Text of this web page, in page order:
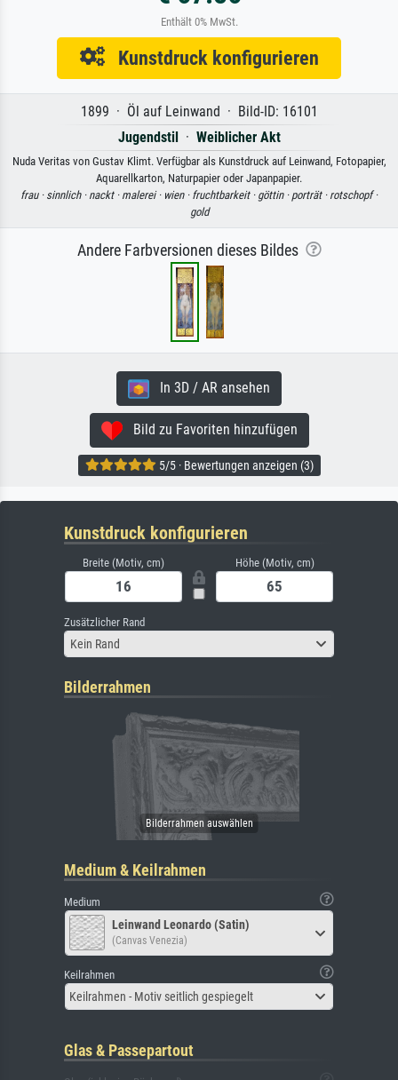
Enthält 0% MwSt.
Kunstdruck konfigurieren
1899 · Öl auf Leinwand · Bild-ID: 16101
Jugendstil· Weiblicher Akt
Nuda Veritas von Gustav Klimt. Verfügbar als Kunstdruck auf Leinwand, Fotopapier,
Aquarellkarton, Naturpapier oder Japanpapier.
frau · sinnlich · nackt · malerei · wien · fruchtbarkeit · göttin · porträt · rotschopf ·
gold
Andere Farbversionen dieses Bildes
In 3D / AR ansehen
Bild zu Favoriten hinzufügen
5/5 · Bewertungen anzeigen (3)
Kunstdruck konfigurieren
Breite (Motiv, cm) Höhe (Motiv, cm)
Zusätzlicher Rand
Kein Rand
Bilderrahmen
Medium & Keilrahmen
Medium
Leinwand Leonardo (Satin)
(Canvas Venezia)
Keilrahmen
Keilrahmen - Motiv seitlich gespiegelt
Glas & Passepartout